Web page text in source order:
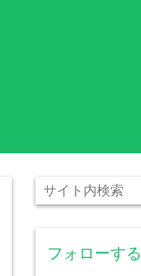
フォローする